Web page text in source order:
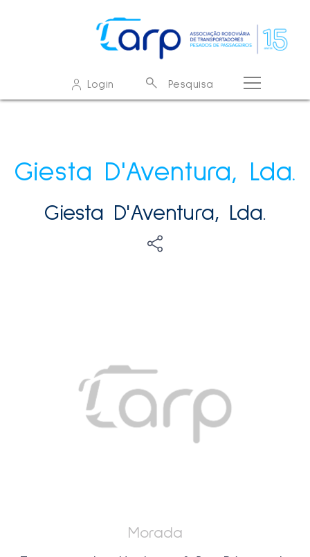
Login Pesquisa
Giesta D'Aventura, Lda.
Giesta D'Aventura, Lda.
Morada
O que procura?